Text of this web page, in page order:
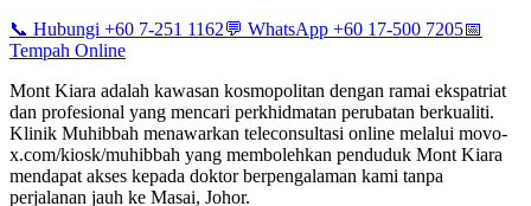
📞 Hubungi +60 7-251 1162💬 WhatsApp +60 17-500 7205📅
Tempah Online
Mont Kiara adalah kawasan kosmopolitan dengan ramai ekspatriat
dan profesional yang mencari perkhidmatan perubatan berkualiti.
Klinik Muhibbah menawarkan teleconsultasi online melalui movo-
x.com/kiosk/muhibbah yang membolehkan penduduk Mont Kiara
mendapat akses kepada doktor berpengalaman kami tanpa
perjalanan jauh ke Masai, Johor.